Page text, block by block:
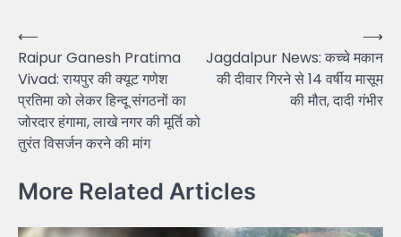
Post
navigation
⟵
Raipur Ganesh Pratima
Vivad: रायपुर की क्यूट गणेश
प्रतिमा को लेकर हिन्दू संगठनों का
जोरदार हंगामा, लाखे नगर की मूर्ति को
तुरंत विसर्जन करने की मांग
Jagdalpur News: कच्चे मकान
की दीवार गिरने से 14 वर्षीय मासूम
की मौत, दादी गंभीर
⟶
More Related Articles